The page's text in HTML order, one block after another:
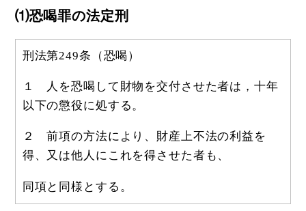
⑴恐喝罪の法定刑
刑法第249条（恐喝）
１ 人を恐喝して財物を交付させた者は，十年
以下の懲役に処する。
２ 前項の方法により、財産上不法の利益を
得、又は他人にこれを得させた者も、
同項と同様とする。